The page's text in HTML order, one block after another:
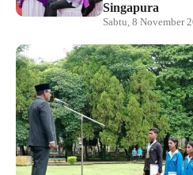
Singapura
Sabtu, 8 November